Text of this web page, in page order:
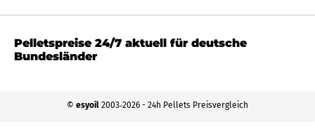
Pelletspreise 24/7 aktuell für deutsche
Bundesländer
© esyoil 2003‐2026 - 24h Pellets Preisvergleich